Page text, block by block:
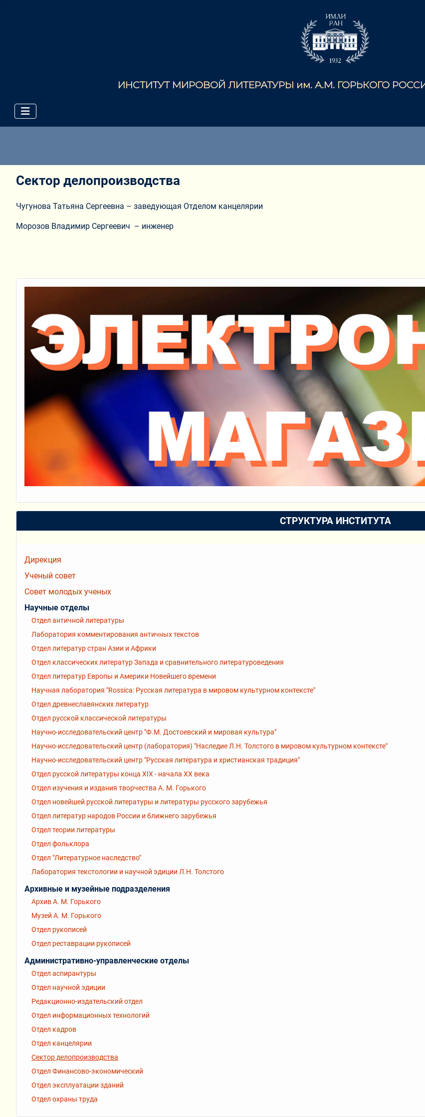
ИНСТИТУТ МИРОВОЙ ЛИТЕРАТУРЫ им. А.М. ГОРЬКОГО
Сектор делопроизводства
Чугунова Татьяна Сергеевна – заведующая Отделом канцелярии
Морозов Владимир Сергеевич – инженер
СТРУКТУРА ИНСТИТУТА
Дирекция
Ученый совет
Совет молодых ученых
Научные отделы
Отдел античной литературы
Лаборатория комментирования античных текстов
Отдел литератур стран Азии и Африки
Отдел классических литератур Запада и сравнительного литературоведения
Отдел литератур Европы и Америки Новейшего времени
Научная лаборатория "Rossiсa: Русская литература в мировом культурном контексте"
Отдел древнеславянских литератур
Отдел русской классической литературы
Научно-исследовательский центр "Ф.М. Достоевский и мировая культура"
Научно-исследовательский центр (лаборатория) "Наследие Л.Н. Толстого в мировом культурном контексте"
Научно-исследовательский центр "Русская литература и христианская традиция"
Отдел русской литературы конца XIX - начала XX века
Отдел изучения и издания творчества А. М. Горького
Отдел новейшей русской литературы и литературы русского зарубежья
Отдел литератур народов России и ближнего зарубежья
Отдел теории литературы
Отдел фольклора
Отдел "Литературное наследство"
Лаборатория текстологии и научной эдиции Л.Н. Толстого
Архивные и музейные подразделения
Архив А. М. Горького
Музей А. М. Горького
Отдел рукописей
Отдел реставрации рукописей
Административно-управленческие отделы
Отдел аспирантуры
Отдел научной эдиции
Редакционно-издательский отдел
Отдел информационных технологий
Отдел кадров
Отдел канцелярии
Сектор делопроизводства
Отдел Финансово-экономический
Отдел эксплуатации зданий
Отдел охраны труда